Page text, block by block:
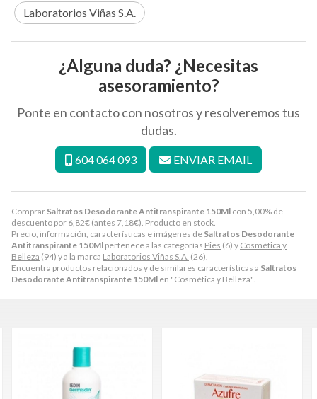
Comprar Saltratos Desodorante Antitranspirante 150Ml con 5,00% de
descuento por 6,82€ (antes 7,18€). Producto en stock.
Precio, información, características e imágenes de Saltratos Desodorante
Antitranspirante 150Ml pertenece a las categorías Pies (6) y Cosmética y
Belleza (94) y a la marca Laboratorios Viñas S.A. (26).
Encuentra productos relacionados y de similares características a Saltratos
Desodorante Antitranspirante 150Ml en "Cosmética y Belleza".
Laboratorios Viñas S.A.
¿Alguna duda? ¿Necesitas
asesoramiento?
Ponte en contacto con nosotros y resolveremos tus
dudas.
604 064 093 ENVIAR EMAIL